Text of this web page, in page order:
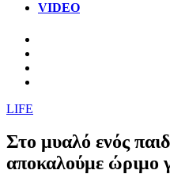
VIDEO
LIFE
Στο μυαλό ενός
αποκαλούμε ώριμο